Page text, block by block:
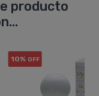
producto
10% OFF